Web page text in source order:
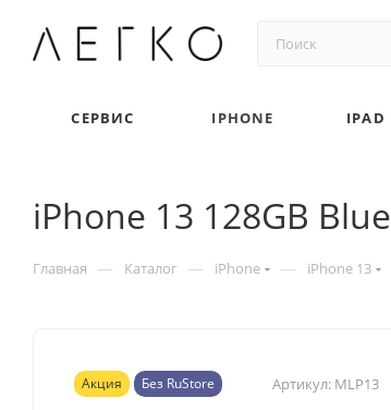
СЕРВИС IPHONE IPAD
iPhone 13 128GB Blue
Главная — Каталог — iPhone — iPhone 13
Акция Без RuStore Артикул: MLP13